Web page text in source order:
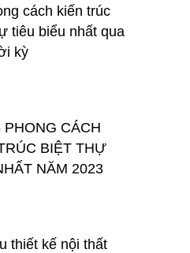
cách kiến trúc
tiêu biểu nhất qua
kỳ
PHONG CÁCH
BIỆT THỰ
NĂM 2023
thiết kế nội thất